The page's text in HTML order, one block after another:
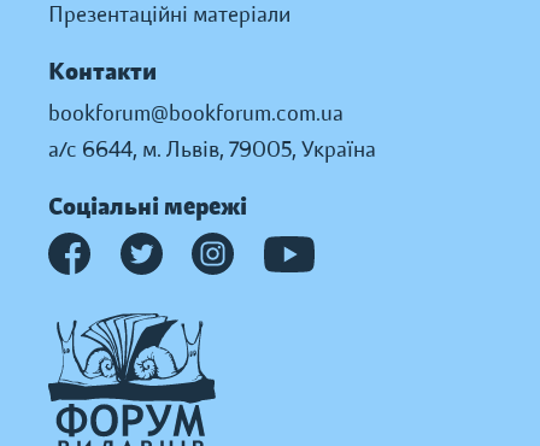
Презентаційні матеріали
Контакти
bookforum@bookforum.com.ua
а/с 6644, м. Львів, 79005, Україна
Соціальні мережі